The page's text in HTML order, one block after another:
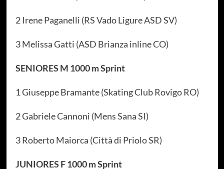
2 Irene Paganelli (RS Vado Ligure ASD SV)
3 Melissa Gatti (ASD Brianza inline CO)
SENIORES M 1000 m Sprint
1 Giuseppe Bramante (Skating Club Rovigo RO)
2 Gabriele Cannoni (Mens Sana SI)
3 Roberto Maiorca (Città di Priolo SR)
JUNIORES F 1000 m Sprint